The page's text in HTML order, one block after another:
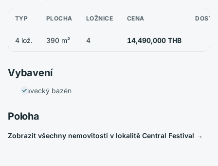
TYP PLOCHA LOŽNICE CENA
4 lož. 390 m² 4 14,490,000 THB
Vybavení
Plavecký bazén
Poloha
Zobrazit všechny nemovitosti v lokalitě Central Festival →